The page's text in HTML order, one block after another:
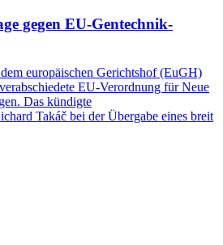
gegen EU-Gentechnik-
europäischen Gerichtshof (EuGH)
EU-Verordnung für Neue
Das kündigte
Takáč bei der Übergabe eines breit